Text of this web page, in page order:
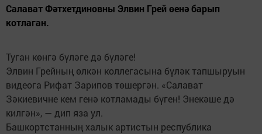
Салават Фәтхетдиновны Элвин Грей өенә барып
котлаган.
Туган көнгә бүләге дә бүләге!
Элвин Грейның өлкән коллегасына бүләк тапшыруын
видеога Рифат Зарипов төшергән. «Салават
Зәкиевичне кем генә котламады бүген! Энекәше дә
килгән», — дип яза ул.
Башкортстанның халык артистын республика